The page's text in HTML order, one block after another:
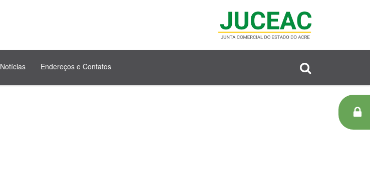
Notícias Endereços e Contatos